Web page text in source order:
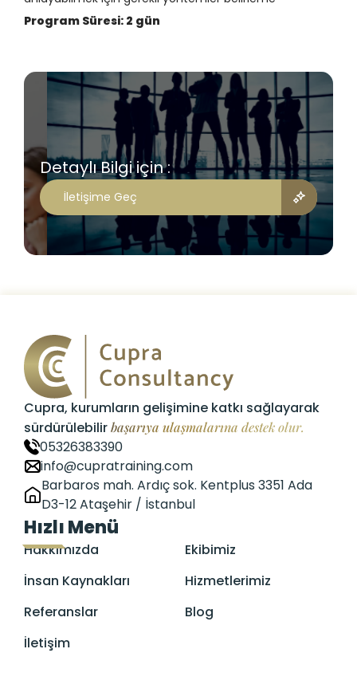
Program Süresi: 2 gün
Detaylı Bilgi için :
İletişime Geç
Cupra, kurumların gelişimine katkı sağlayarak
sürdürülebilirbaşarıya ulaşmalarına destek olur.
05326383390
info@cupratraining.com
Barbaros mah. Ardıç sok. Kentplus 3351 Ada
D3-12 Ataşehir / İstanbul
Hızlı Menü
Hakkımızda
Ekibimiz
İnsan Kaynakları
Hizmetlerimiz
Referanslar
Blog
İletişim